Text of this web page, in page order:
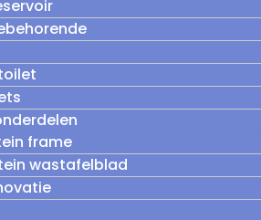
frame
wastafelblad